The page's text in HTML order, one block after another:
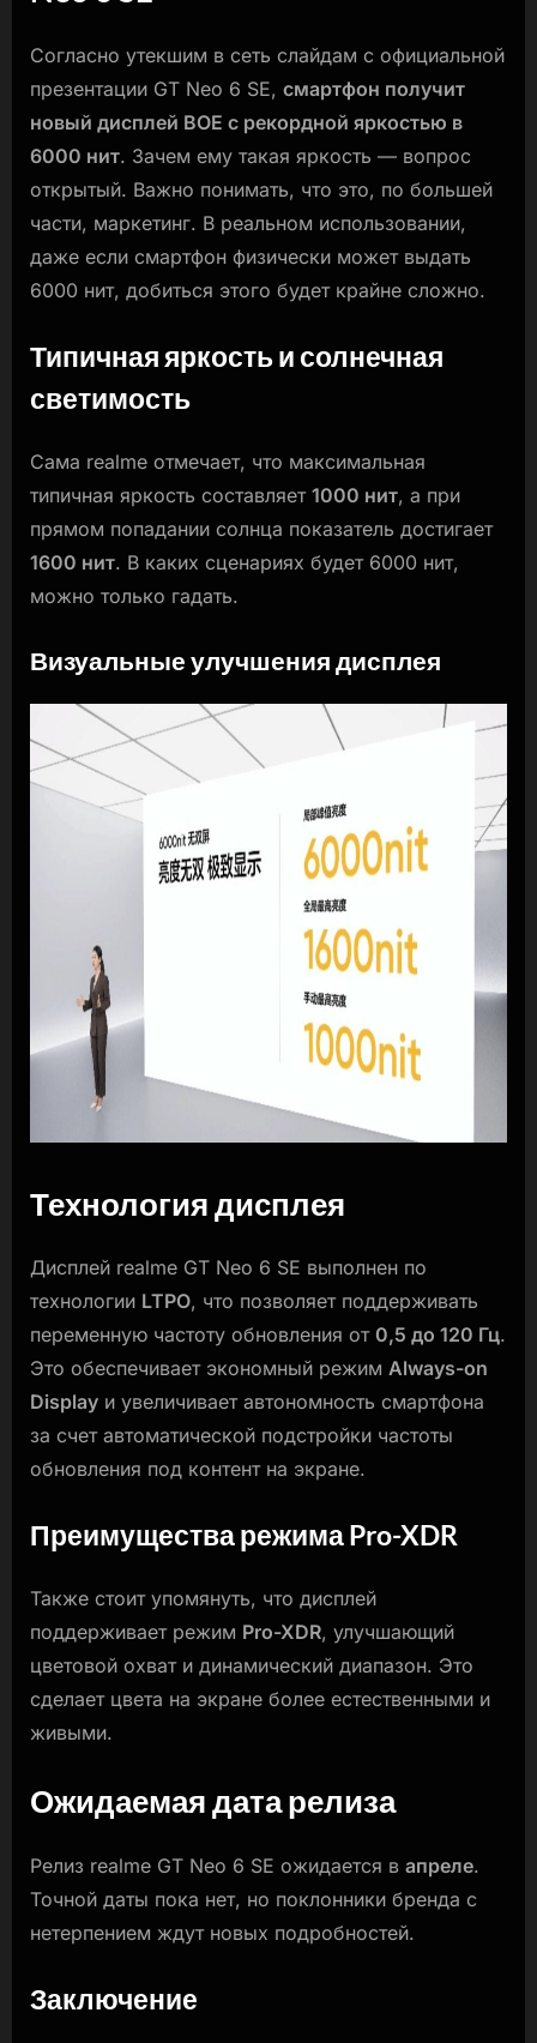
Согласно утекшим в сеть слайдам с официальной
презентации GT Neo 6 SE, смартфон получит
новый дисплей BOE с рекордной яркостью в
6000 нит. Зачем ему такая яркость — вопрос
открытый. Важно понимать, что это, по большей
части, маркетинг. В реальном использовании,
даже если смартфон физически может выдать
6000 нит, добиться этого будет крайне сложно.
Типичная яркость и солнечная
светимость
Сама realme отмечает, что максимальная
типичная яркость составляет 1000 нит, а при
прямом попадании солнца показатель достигает
1600 нит. В каких сценариях будет 6000 нит,
можно только гадать.
Визуальные улучшения дисплея
Технология дисплея
Дисплей realme GT Neo 6 SE выполнен по
технологии LTPO, что позволяет поддерживать
переменную частоту обновления от 0,5 до 120 Гц.
Это обеспечивает экономный режим Always-on
Display и увеличивает автономность смартфона
за счет автоматической подстройки частоты
обновления под контент на экране.
Преимущества режима Pro-XDR
Также стоит упомянуть, что дисплей
поддерживает режим Pro-XDR, улучшающий
цветовой охват и динамический диапазон. Это
сделает цвета на экране более естественными и
живыми.
Ожидаемая дата релиза
Релиз realme GT Neo 6 SE ожидается в апреле.
Точной даты пока нет, но поклонники бренда с
нетерпением ждут новых подробностей.
Заключение